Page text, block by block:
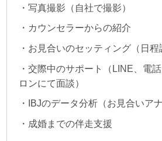
・写真撮影（自社で撮影）
・カウンセラーからの紹介
・お見合いのセッティング（日程
・交際中のサポート（LINE、電
ロンにて面談）
・IBJのデータ分析（お見合いア
・成婚までの伴走支援